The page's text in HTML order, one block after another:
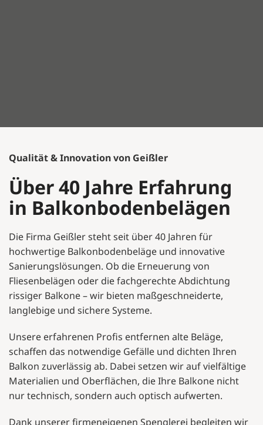
Qualität & Innovation von Geißler
Über 40 Jahre Erfahrung
in Balkonbodenbelägen
Die Firma Geißler steht seit über 40 Jahren für
hochwertige Balkonbodenbeläge und innovative
Sanierungslösungen. Ob die Erneuerung von
Fliesenbelägen oder die fachgerechte Abdichtung
rissiger Balkone – wir bieten maßgeschneiderte,
langlebige und sichere Systeme.
Unsere erfahrenen Profis entfernen alte Beläge,
schaffen das notwendige Gefälle und dichten Ihren
Balkon zuverlässig ab. Dabei setzen wir auf vielfältige
Materialien und Oberflächen, die Ihre Balkone nicht
nur technisch, sondern auch optisch aufwerten.
Dank unserer firmeneigenen Spenglerei begleiten wir